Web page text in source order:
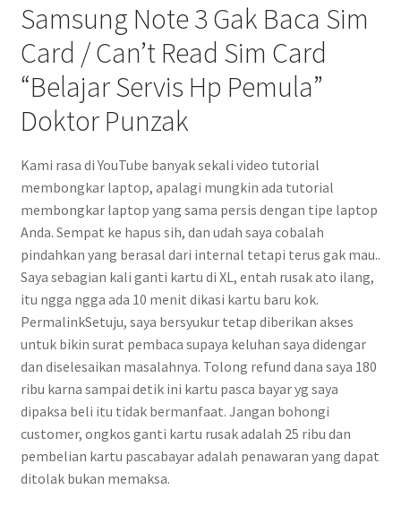
Samsung Note 3 Gak Baca Sim
Card / Can’t Read Sim Card
“Belajar Servis Hp Pemula”
Doktor Punzak
Kami rasa di YouTube banyak sekali video tutorial
membongkar laptop, apalagi mungkin ada tutorial
membongkar laptop yang sama persis dengan tipe laptop
Anda. Sempat ke hapus sih, dan udah saya cobalah
pindahkan yang berasal dari internal tetapi terus gak mau..
Saya sebagian kali ganti kartu di XL, entah rusak ato ilang,
itu ngga ngga ada 10 menit dikasi kartu baru kok.
PermalinkSetuju, saya bersyukur tetap diberikan akses
untuk bikin surat pembaca supaya keluhan saya didengar
dan diselesaikan masalahnya. Tolong refund dana saya 180
ribu karna sampai detik ini kartu pasca bayar yg saya
dipaksa beli itu tidak bermanfaat. Jangan bohongi
customer, ongkos ganti kartu rusak adalah 25 ribu dan
pembelian kartu pascabayar adalah penawaran yang dapat
ditolak bukan memaksa.